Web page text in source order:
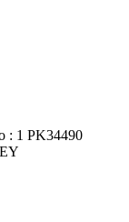
: 1 PK34490